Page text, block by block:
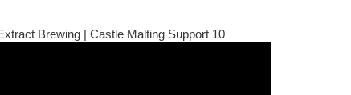
Brewing | Castle Malting Support 10